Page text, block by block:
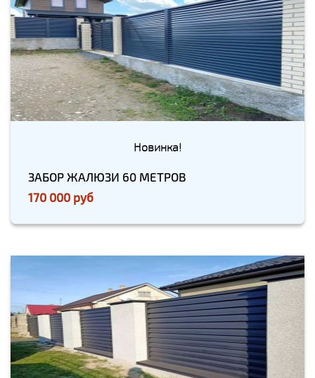
Новинка!
ЗАБОР ЖАЛЮЗИ 60 МЕТРОВ
170 000 руб